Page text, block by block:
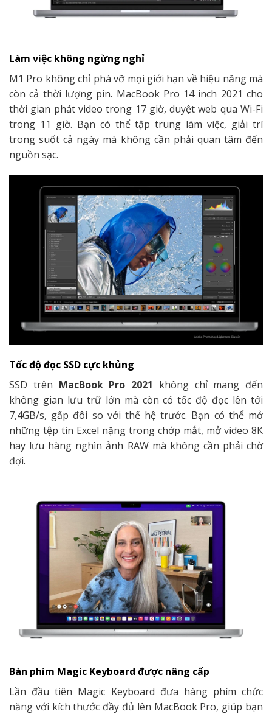
Làm việc không ngừng nghỉ
M1 Pro không chỉ phá vỡ mọi giới hạn về hiệu năng mà
còn cả thời lượng pin. MacBook Pro 14 inch 2021 cho
thời gian phát video trong 17 giờ, duyệt web qua Wi-Fi
trong 11 giờ. Bạn có thể tập trung làm việc, giải trí
trong suốt cả ngày mà không cần phải quan tâm đến
nguồn sạc.
Tốc độ đọc SSD cực khủng
SSD trên MacBook Pro 2021 không chỉ mang đến
không gian lưu trữ lớn mà còn có tốc độ đọc lên tới
7,4GB/s, gấp đôi so với thế hệ trước. Bạn có thể mở
những tệp tin Excel nặng trong chớp mắt, mở video 8K
hay lưu hàng nghìn ảnh RAW mà không cần phải chờ
đợi.
Bàn phím Magic Keyboard được nâng cấp
Lần đầu tiên Magic Keyboard đưa hàng phím chức
năng với kích thước đầy đủ lên MacBook Pro, giúp bạn